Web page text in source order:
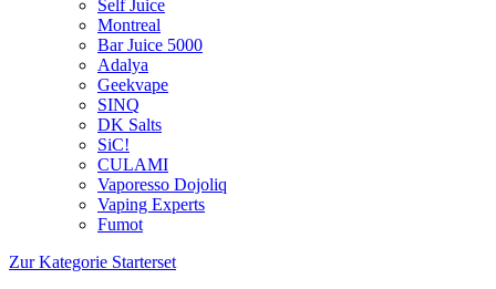
Self Juice
Montreal
Bar Juice 5000
Adalya
Geekvape
SINQ
DK Salts
SiC!
CULAMI
Vaporesso Dojoliq
Vaping Experts
Fumot
Zur Kategorie Starterset